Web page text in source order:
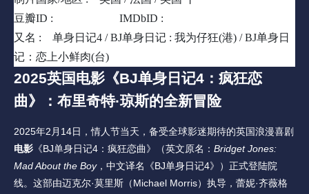
豆瓣ID :
IMDbID :
又名 :
单身日记4 / BJ单身日记 : 我为仔狂(港) / BJ单身日
记：恋上小鲜肉(台)
2025英国电影 《BJ单身日记4：疯狂恋
曲》：布里奇特·琼斯的全新冒险
2025年2月14日，情人节当天，备受全球影迷期待的英国浪漫喜剧
电影 《BJ单身日记4：疯狂恋曲》（英文原名： Bridget Jones:
Mad About the Boy，中文译名《BJ单身日记4》）正式登陆院
线。这部由迈克尔·莫里斯（Michael Morris）执导，蕾妮·齐薇格